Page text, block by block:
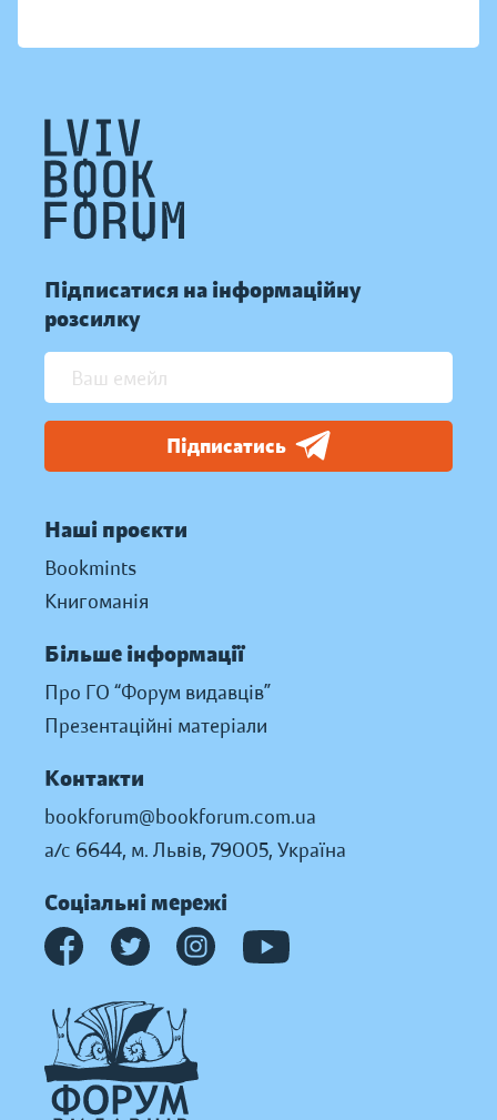
Підписатися на інформаційну
розсилку
Підписатись
Наші проєкти
Bookmints
Книгоманія
Більше інформації
Про ГО “Форум видавців”
Презентаційні матеріали
Контакти
bookforum@bookforum.com.ua
а/с 6644, м. Львів, 79005, Україна
Соціальні мережі